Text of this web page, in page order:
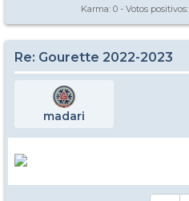
Karma: 0 - Votos positivos:
Re: Gourette 2022-2023
madari